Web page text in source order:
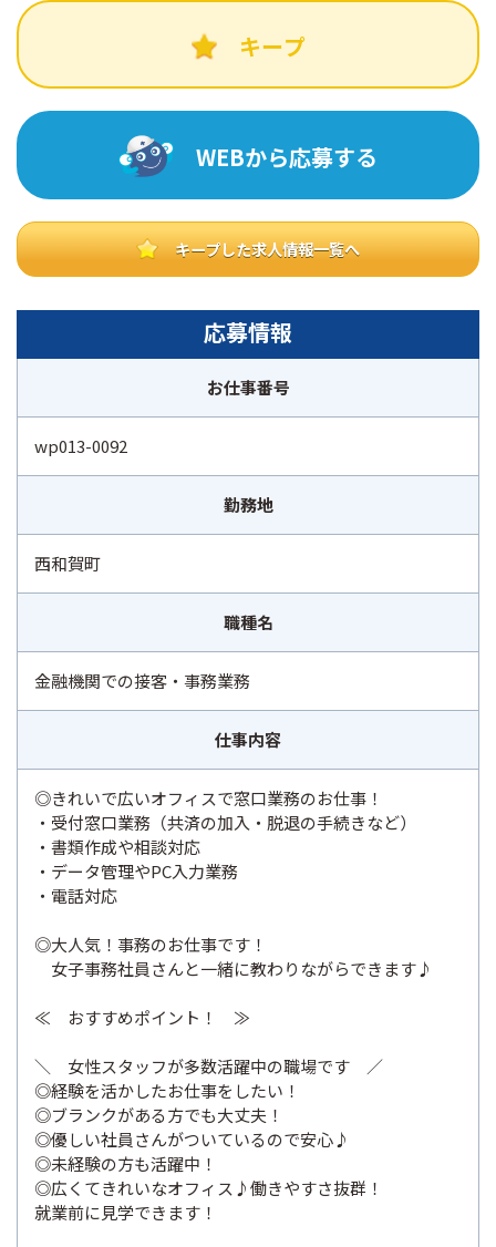
o
キープ
WEBから応募する
キープした求人情報一覧へ
応募情報
お仕事番号
wp013-0092
勤務地
西和賀町
職種名
金融機関での接客・事務業務
仕事内容
◎きれいで広いオフィスで窓口業務のお仕事！
・受付窓口業務（共済の加入・脱退の手続きなど）
・書類作成や相談対応
・データ管理やPC入力業務
・電話対応
◎大人気！事務のお仕事です！
女子事務社員さんと一緒に教わりながらできます♪
≪ おすすめポイント！ ≫
＼ 女性スタッフが多数活躍中の職場です ／
◎経験を活かしたお仕事をしたい！
◎ブランクがある方でも大丈夫！
◎優しい社員さんがついているので安心♪
◎未経験の方も活躍中！
◎広くてきれいなオフィス♪働きやすさ抜群！
就業前に見学できます！